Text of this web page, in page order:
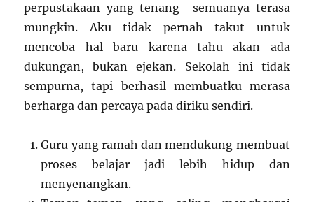
perpustakaan yang tenang—semuanya terasa
mungkin. Aku tidak pernah takut untuk
mencoba hal baru karena tahu akan ada
dukungan, bukan ejekan. Sekolah ini tidak
sempurna, tapi berhasil membuatku merasa
berharga dan percaya pada diriku sendiri.
Guru yang ramah dan mendukung membuat
proses belajar jadi lebih hidup dan
menyenangkan.